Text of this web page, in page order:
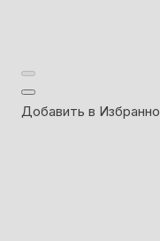
Добавить в